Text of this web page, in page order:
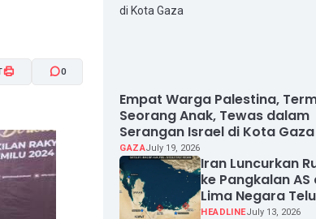
A+
0
Empat Warga Palestina,
Seorang Anak, Tewas dalam
Serangan Israel di Kota Gaza
GAZAJuly 19, 2026
Iran Luncurkan
ke Pangkalan AS
Lima Negara
HEADLINEJuly 13, 2026